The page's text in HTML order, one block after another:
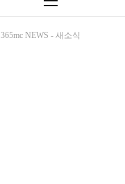
NEWS - 새소식